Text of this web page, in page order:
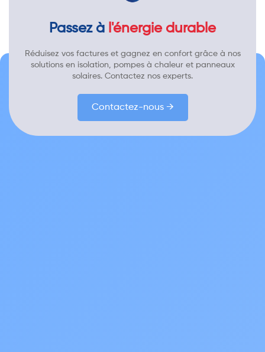
Passez à l'énergie durable
Réduisez vos factures et gagnez en confort grâce à nos
solutions en isolation, pompes à chaleur et panneaux
solaires. Contactez nos experts.
Contactez-nous →